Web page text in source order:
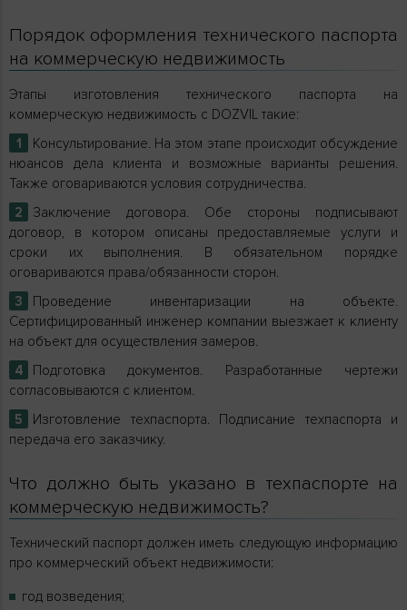
Порядок оформления технического паспорта
на коммерческую недвижимость
Этапы изготовления технического паспорта на
коммерческую недвижимость с DOZVIL такие:
Консультирование. На этом этапе происходит обсуждение
нюансов дела клиента и возможные варианты решения.
Также оговариваются условия сотрудничества.
Заключение договора. Обе стороны подписывают
договор, в котором описаны предоставляемые услуги и
сроки их выполнения. В обязательном порядке
оговариваются права/обязанности сторон.
Проведение инвентаризации на объекте.
Сертифицированный инженер компании выезжает к клиенту
на объект для осуществления замеров.
Подготовка документов. Разработанные чертежи
согласовываются с клиентом.
Изготовление техпаспорта. Подписание техпаспорта и
передача его заказчику.
Что должно быть указано в техпаспорте на
коммерческую недвижимость?
Технический паспорт должен иметь следующую информацию
про коммерческий объект недвижимости:
год возведения;